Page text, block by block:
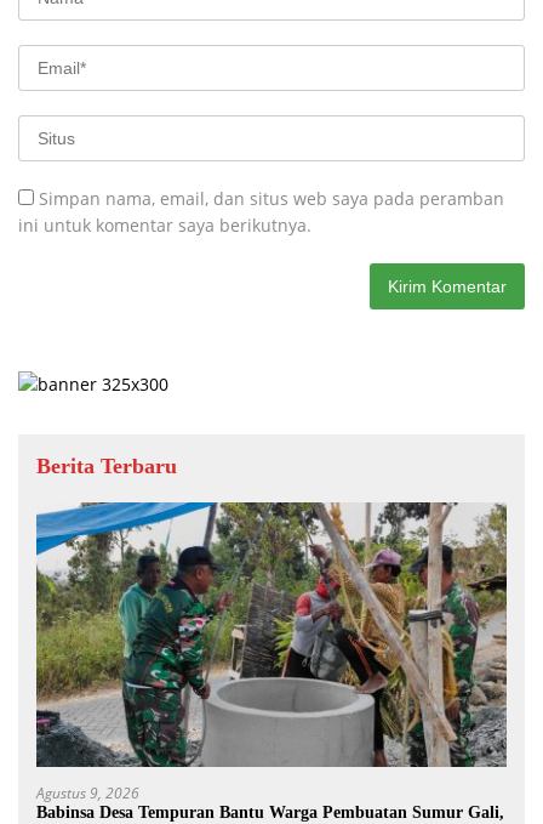
Simpan nama, email, dan situs web saya pada peramban
ini untuk komentar saya berikutnya.
Berita Terbaru
Agustus 9, 2026
Babinsa Desa Tempuran Bantu Warga Pembuatan Sumur Gali,